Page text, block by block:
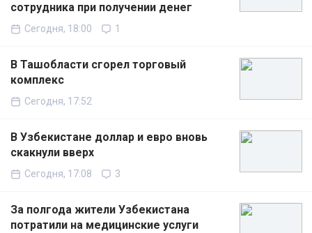
сотрудника при получении денег
Сегодня, 18:00 1
В Ташобласти сгорел торговый
комплекс
Сегодня, 17:52
В Узбекистане доллар и евро вновь
скакнули вверх
Сегодня, 17:08 3
За полгода жители Узбекистана
потратили на медицинские услуги